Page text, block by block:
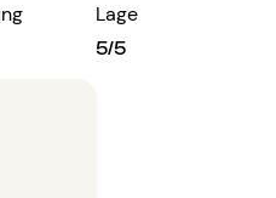
Lage
5/5